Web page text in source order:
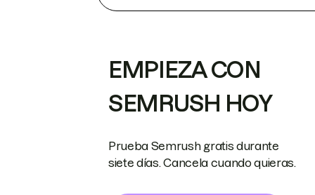
EMPIEZA CON
SEMRUSH HOY
Prueba Semrush gratis durante
siete días. Cancela cuando quieras.